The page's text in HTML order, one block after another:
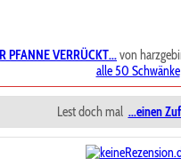
PFANNE VERRÜCKT...von
alle 50 Schwänke
Lest doch mal ...einen